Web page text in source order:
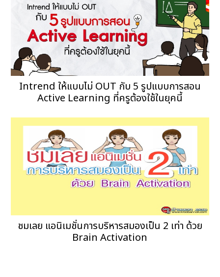
Intrend ให้แบบไม่ OUT กับ 5 รูปแบบการสอน
Active Learning ที่ครูต้องใช้ในยุคนี้
ชมเลย แอนิเมชั่นการบริหารสมองเป็น 2 เท่า ด้วย
Brain Activation